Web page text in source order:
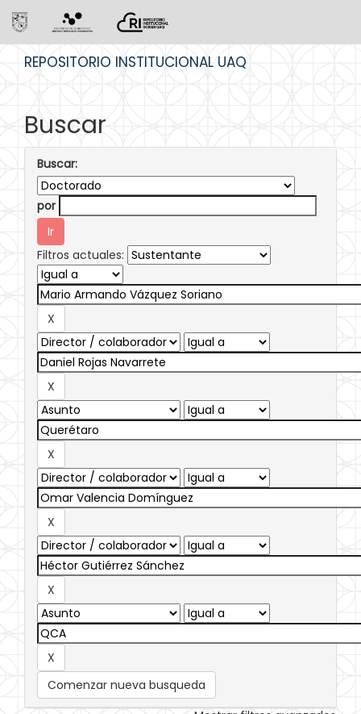
REPOSITORIO INSTITUCIONAL UAQ
Buscar
Buscar:
por
Filtros actuales:
Comenzar nueva busqueda